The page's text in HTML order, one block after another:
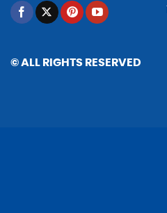
© ALL RIGHTS RESERVED